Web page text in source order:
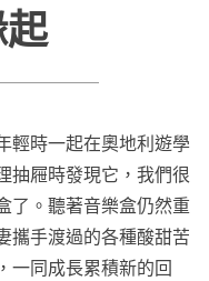
輕時一起在奧地利遊學
抽屜時發現它，我們很
了。聽著音樂盒仍然重
攜手渡過的各種酸甜苦
一同成長累積新的回